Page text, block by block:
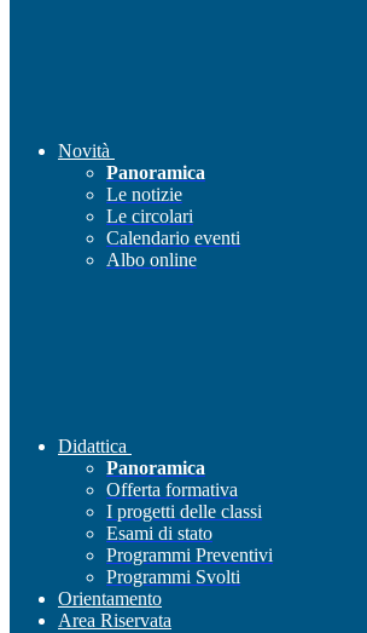
Novità
Panoramica
Le notizie
Le circolari
Calendario eventi
Albo online
Didattica
Panoramica
Offerta formativa
I progetti delle classi
Esami di stato
Programmi Preventivi
Programmi Svolti
Orientamento
Area Riservata